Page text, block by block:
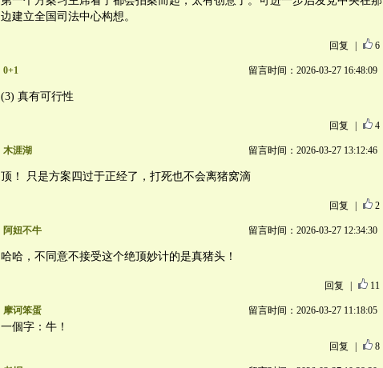
边建立全国司法中心构想。
回复 6
0+1 留言时间：2026-03-27 16:48:09
(3) 真有可行性
回复 4
木涯湖 留言时间：2026-03-27 13:12:46
顶！ 只是方案四过于正经了，打死也不会离猪窝滴
回复 2
阿妞不牛 留言时间：2026-03-27 12:34:30
哈哈，不同意不接受这个绝顶妙计的是真猪头！
回复 11
摩诃笨蛋 留言时间：2026-03-27 11:18:05
一個字：牛！
回复 8